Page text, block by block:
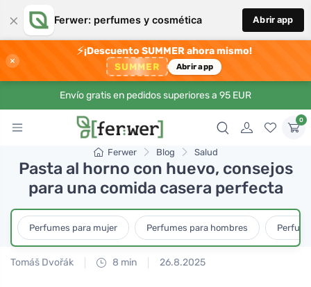
× Ferwer: perfumes y cosmética Abrir app
×
⚡¡Descuento SUMMER ahora mismo!
SUMMER Abrir app
Envío gratis en pedidos superiores a 95 EUR
0
Ferwer Blog Salud
Pasta al horno con huevo, consejos
para una comida casera perfecta
Perfumes para mujer Perfumes para hombres
Tomáš Dvořák 8 min 26.8.2025